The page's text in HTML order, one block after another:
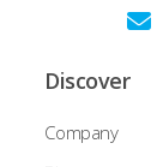
Discover
Company